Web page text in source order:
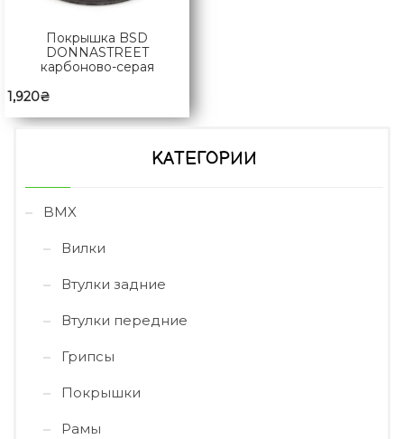
Покрышка BSD
DONNASTREET
карбоново-серая
1,920₴
КАТЕГОРИИ
BMX
Вилки
Втулки задние
Втулки передние
Грипсы
Покрышки
Рамы